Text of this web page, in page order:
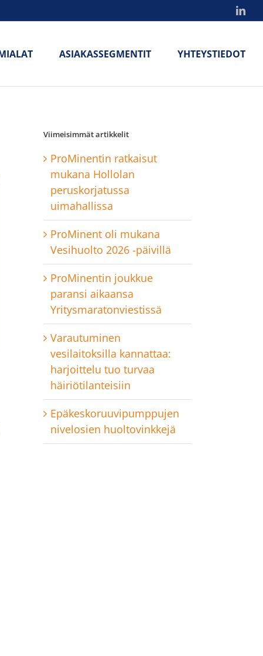
ASIAKASSEGMENTIT YHTEYSTIEDOT
Viimeisimmät artikkelit
ProMinentin ratkaisut
mukana Hollolan
peruskorjatussa
uimahallissa
ProMinent oli mukana
Vesihuolto 2026 -päivillä
ProMinentin joukkue
paransi aikaansa
Yritysmaratonviestissä
Varautuminen
vesilaitoksilla kannattaa:
harjoittelu tuo turvaa
häiriötilanteisiin
Epäkeskoruuvipumppujen
nivelosien huoltovinkkejä